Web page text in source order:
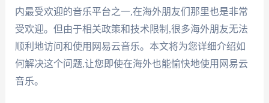
内最受欢迎的音乐平台之一,在海外朋友们那里也是非常
受欢迎。但由于相关政策和技术限制,很多海外朋友无法
顺利地访问和使用网易云音乐。本文将为您详细介绍如
何解决这个问题,让您即使在海外也能愉快地使用网易云
音乐。